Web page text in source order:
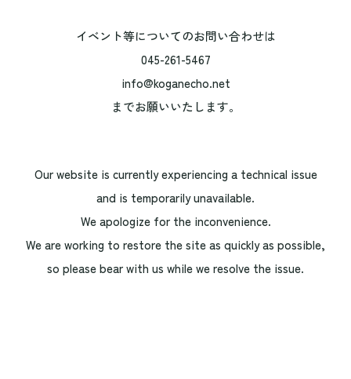
イベント等についてのお問い合わせは
045-261-5467
info@koganecho.net
までお願いいたします。
Our website is currently experiencing a technical issue
and is temporarily unavailable.
We apologize for the inconvenience.
We are working to restore the site as quickly as possible,
so please bear with us while we resolve the issue.